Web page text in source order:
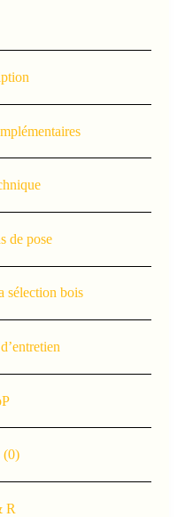
de pose
sélection bois
(0)
R